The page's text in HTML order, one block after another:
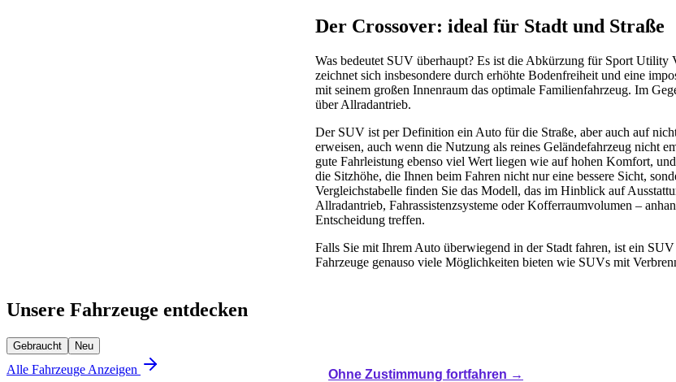
Der Crossover: ideal für Stadt und Straße
Was bedeutet SUV überhaupt? Es ist die Abkürzung für Sport
zeichnet sich insbesondere durch erhöhte Bodenfreiheit und eine
mit seinem großen Innenraum das optimale Familienfahrzeug. Im
über Allradantrieb.
Der SUV ist per Definition ein Auto für die Straße, aber auch auf
erweisen, auch wenn die Nutzung als reines Geländefahrzeug nicht
gute Fahrleistung ebenso viel Wert liegen wie auf hohen Komfort,
die Sitzhöhe, die Ihnen beim Fahren nicht nur eine bessere Sicht,
Vergleichstabelle finden Sie das Modell, das im Hinblick auf
Allradantrieb, Fahrassistenzsysteme oder Kofferraumvolumen –
Entscheidung treffen.
Falls Sie mit Ihrem Auto überwiegend in der Stadt fahren, ist ein
Fahrzeuge genauso viele Möglichkeiten bieten wie SUVs mit
Unsere Fahrzeuge entdecken
Gebraucht Neu
Alle Fahrzeuge Anzeigen Ohne Zustimmung fortfahren →